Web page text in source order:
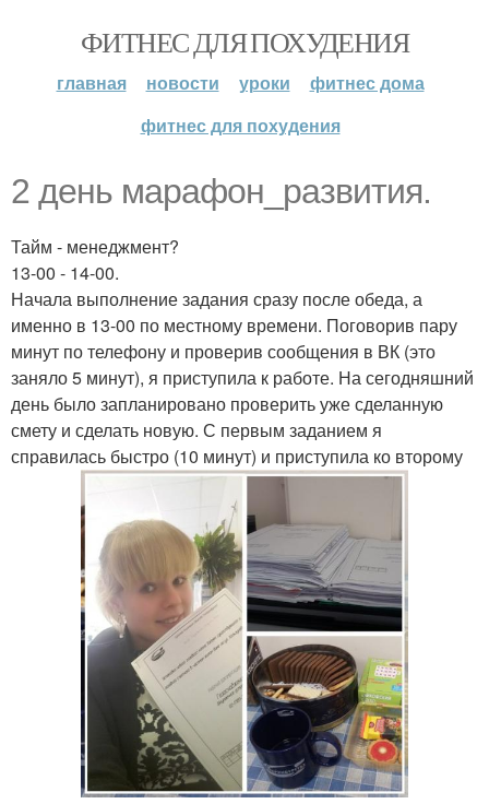
ФИТНЕС ДЛЯ ПОХУДЕНИЯ
главная новости уроки
фитнес дома
фитнес для похудения
2 день марафон_развития.
Тайм - менеджмент?
13-00 - 14-00.
Начала выполнение задания сразу после обеда, а
именно в 13-00 по местному времени. Поговорив пару
минут по телефону и проверив сообщения в ВК (это
заняло 5 минут), я приступила к работе. На сегодняшний
день было запланировано проверить уже сделанную
смету и сделать новую. С первым заданием я
справилась быстро (10 минут) и приступила ко второму